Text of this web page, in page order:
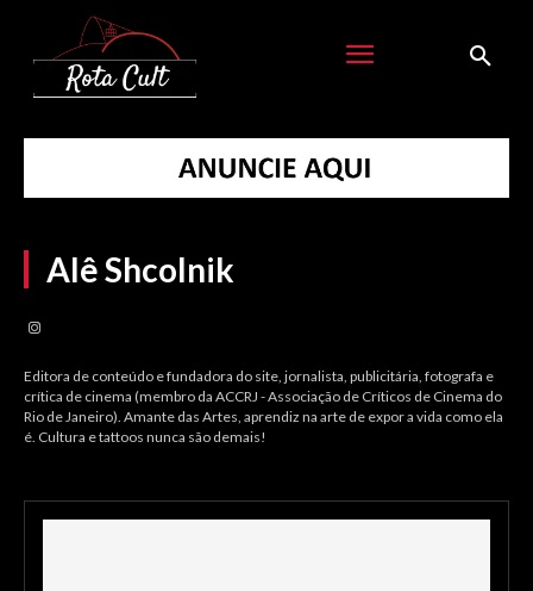
Alê Shcolnik
Editora de conteúdo e fundadora do site, jornalista, publicitária, fotografa e
crítica de cinema (membro da ACCRJ - Associação de Críticos de Cinema do
Rio de Janeiro). Amante das Artes, aprendiz na arte de expor a vida como ela
é. Cultura e tattoos nunca são demais!